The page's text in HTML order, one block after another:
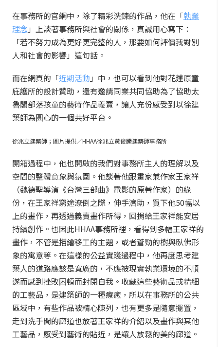
在事務所的官網中，除了精彩洗鍊的作品，他在「執業
理念 」上談著事務所與社會的關係，真誠用心寫下：
「若不努力成為更好更完整的人，那要如何評價我對別
人和社會的影響」這句話。
而在網頁的「近期活動 」中，也可以看到他對花蓮原童
庇護所的設計贊助，還有邀請同業共同協助為了協助太
魯閣部落孩童的藝術作品義賣，讓人充份感受到以徐建
築師為圓心的一個共好平台。
徐兆立建築師；圖片提供／HHAA徐兆立黃俊騰建築師事務所
開箱過程中，他也開啟的我們對事務所主人的理解以及
空間的整體意象與氛圍。他談著他跟畫家兼作家王家祥
（魏德聖導演《台灣三部曲》電影的原著作家）的緣
份，在王家祥窮途潦倒之際，伸手濟助，買下他50幅以
上的畫作，再透過義賣畫作所得，回捐給王家祥能安居
持續創作。也因此HHAA事務所裡，看得到多幅王家祥的
畫作，不管是描繪移工的主題，或者蒼勁的樹與臥佛形
象的寓意等。在這樣的公益實踐過程中，他再度思考建
築人的道路應該是寬廣的，不應被現實執業環境的不順
遂而感到挫敗困頓而封閉自我。收藏這些藝術品或精細
的工藝品，是建築師的一種療癒，所以在事務所的公共
區域中，有些作品被精心陳列，也有更多是隨意擺置，
走到洗手間的廊道也放著王家祥的介紹以及畫作與其他
工藝品，感受到藝術的貼近，是讓人放鬆的美的廊道。